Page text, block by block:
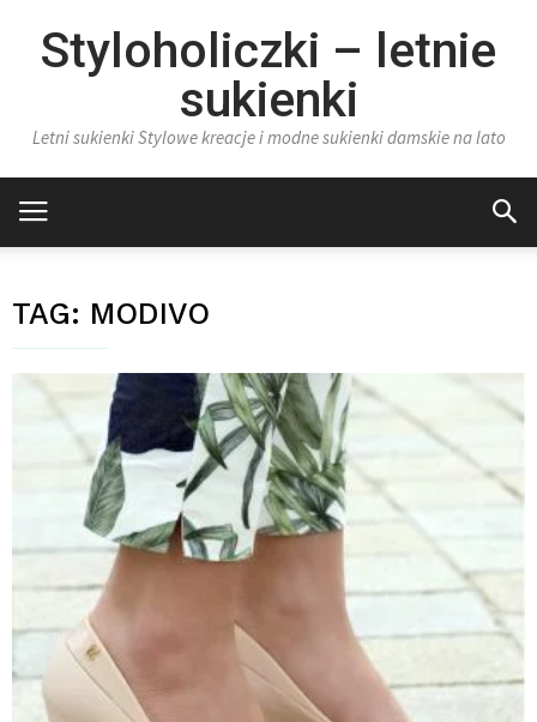
Styloholiczki – letnie
sukienki
Letni sukienki Stylowe kreacje i modne sukienki damskie na lato
TAG: MODIVO